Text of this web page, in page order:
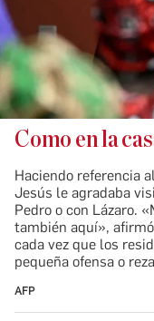
Como en la
Haciendo referencia
Jesús le agradaba
Pedro o con Lázaro.
también aquí»,
cada vez que los
pequeña ofensa o
AFP